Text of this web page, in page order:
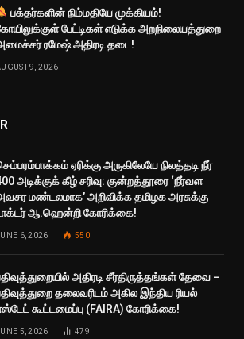
பக்தர்களின் நிம்மதியே முக்கியம்!
பேட்டிகள் எடுக்க அறநிலையத்துறை
ரமேஷ் அதிரடி தடை!
9, 2026
ஏரிக்கு அருகிலேயே நிலத்தடி நீர்
அடிக்குக் கீழ் சரிவு: குன்றத்தூரை ‘நீர்வள
மண்டலமாக’ அறிவிக்க தமிழக அரசுக்கு
ஆ.ஹென்றி கோரிக்கை!
6, 2026 550
அதிரடி சீர்திருத்தங்கள் தேவை –
தலைவரிடம் அகில இந்திய ரியல்
கூட்டமைப்பு (FAIRA) கோரிக்கை!
5, 2026 479